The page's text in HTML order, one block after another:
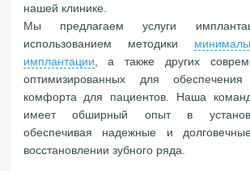
нашей клинике.
Мы предлагаем услуги
использованием методики
имплантации , а также других
оптимизированных для обеспечения
комфорта для пациентов. Наша
имеет обширный опыт в
обеспечивая надежные и
восстановлении зубного ряда.